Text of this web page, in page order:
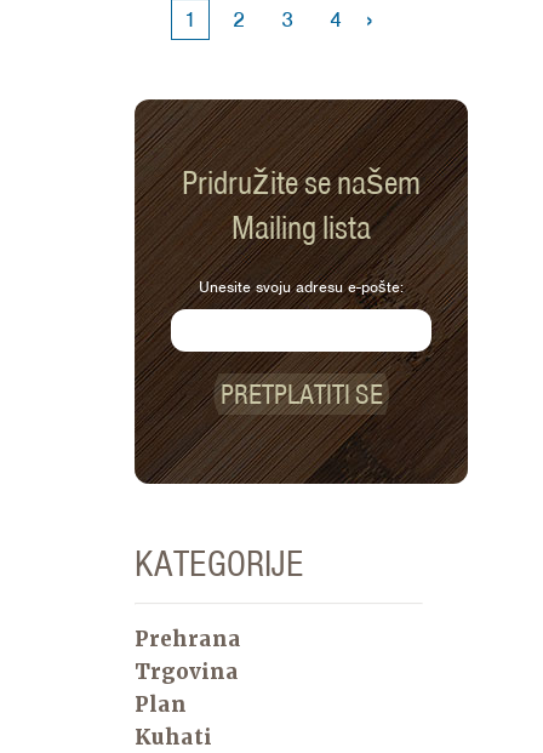
1 2 3 4 ›
Pridružite se našem
Mailing lista
Unesite svoju adresu e-pošte:
PRETPLATITI SE
KATEGORIJE
Prehrana
Trgovina
Plan
Kuhati